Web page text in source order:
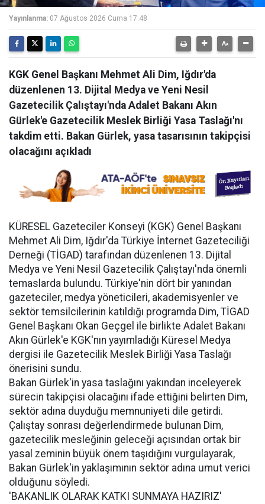
Yayınlanma: 07 Ağustos 2026 Cuma 17:48
KGK Genel Başkanı Mehmet Ali Dim, Iğdır'da
düzenlenen 13. Dijital Medya ve Yeni Nesil
Gazetecilik Çalıştayı'nda Adalet Bakanı Akın
Gürlek'e Gazetecilik Meslek Birliği Yasa Taslağı'nı
takdim etti. Bakan Gürlek, yasa tasarısının takipçisi
olacağını açıkladı
KÜRESEL Gazeteciler Konseyi (KGK) Genel Başkanı
Mehmet Ali Dim, Iğdır'da Türkiye İnternet Gazeteciliği
Derneği (TİGAD) tarafından düzenlenen 13. Dijital
Medya ve Yeni Nesil Gazetecilik Çalıştayı'nda önemli
temaslarda bulundu. Türkiye'nin dört bir yanından
gazeteciler, medya yöneticileri, akademisyenler ve
sektör temsilcilerinin katıldığı programda Dim, TİGAD
Genel Başkanı Okan Geçgel ile birlikte Adalet Bakanı
Akın Gürlek'e KGK'nın yayımladığı Küresel Medya
dergisi ile Gazetecilik Meslek Birliği Yasa Taslağı
önerisini sundu.
Bakan Gürlek'in yasa taslağını yakından inceleyerek
sürecin takipçisi olacağını ifade ettiğini belirten Dim,
sektör adına duyduğu memnuniyeti dile getirdi.
Çalıştay sonrası değerlendirmede bulunan Dim,
gazetecilik mesleğinin geleceği açısından ortak bir
yasal zeminin büyük önem taşıdığını vurgulayarak,
Bakan Gürlek'in yaklaşımının sektör adına umut verici
olduğunu söyledi.
'BAKANLIK OLARAK KATKI SUNMAYA HAZIRIZ'